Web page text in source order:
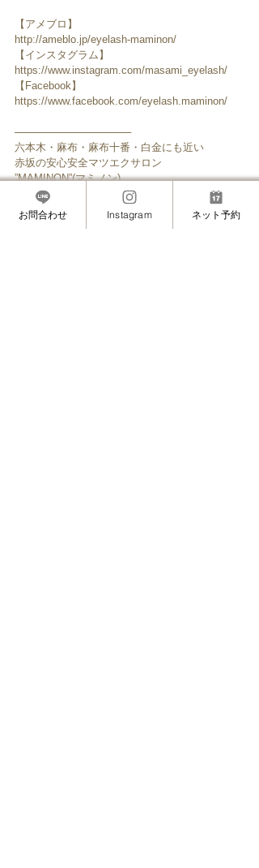
【アメブロ】
http://ameblo.jp/eyelash-maminon/
【インスタグラム】
https://www.instagram.com/masami_eyelash/
【Facebook】
https://www.facebook.com/eyelash.maminon/
────────────────
六本木・麻布・麻布十番・白金にも近い
赤坂の安心安全マツエクサロン
”MAMINON”(マミノン)
#ご予約
MASAMIのこと（プライベート・想い）
お問合わせ Instagram ネット予約